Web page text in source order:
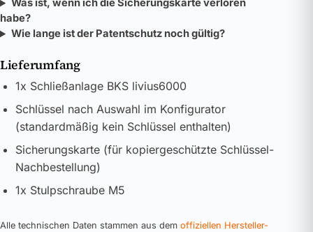
Was ist, wenn ich die Sicherungskarte verloren
habe?
Wie lange ist der Patentschutz noch gültig?
Lieferumfang
1x Schließanlage BKS livius6000
Schlüssel nach Auswahl im Konfigurator
(standardmäßig kein Schlüssel enthalten)
Sicherungskarte (für kopiergeschützte Schlüssel-
Nachbestellung)
1x Stulpschraube M5
Alle technischen Daten stammen aus dem offiziellen Hersteller-